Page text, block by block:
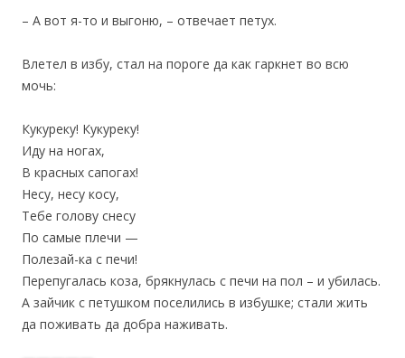
– А вот я-то и выгоню, – отвечает петух.
Влетел в избу, стал на пороге да как гаркнет во всю
мочь:
Кукуреку! Кукуреку!
Иду на ногах,
В красных сапогах!
Несу, несу косу,
Тебе голову снесу
По самые плечи —
Полезай-ка с печи!
Перепугалась коза, брякнулась с печи на пол – и убилась.
А зайчик с петушком поселились в избушке; стали жить
да поживать да добра наживать.